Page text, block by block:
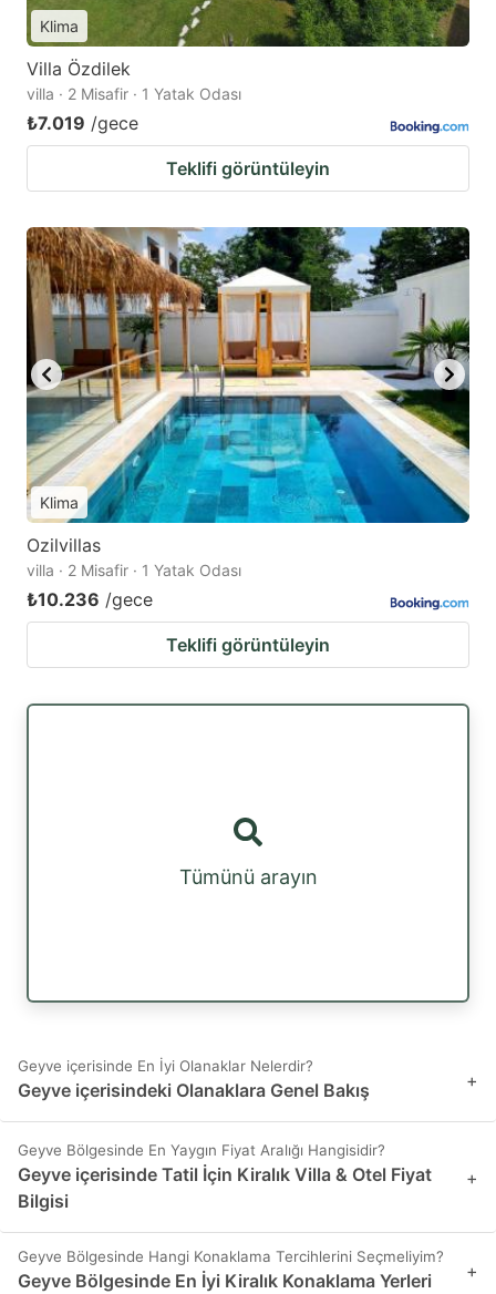
Klima
Villa Özdilek
villa · 2 Misafir · 1 Yatak Odası
₺7.019 /gece
Teklifi görüntüleyin
Klima
Ozilvillas
villa · 2 Misafir · 1 Yatak Odası
₺10.236 /gece
Teklifi görüntüleyin
Tümünü arayın
Geyve içerisinde En İyi Olanaklar Nelerdir?
Geyve içerisindeki Olanaklara Genel Bakış +
Geyve Bölgesinde En Yaygın Fiyat Aralığı Hangisidir?
Geyve içerisinde Tatil İçin Kiralık Villa & Otel Fiyat
Bilgisi
+
Geyve Bölgesinde Hangi Konaklama Tercihlerini Seçmeliyim?
Geyve Bölgesinde En İyi Kiralık Konaklama Yerleri +